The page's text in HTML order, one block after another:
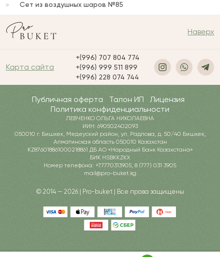
Сет из воздушных шаров №85
Наверх
Карта сайта
+(996) 707 804 774
+(996) 999 511 899
+(996) 228 074 744
Публичная оферта Талон ИП
Лицензия
Политика конфиденциальности
ЛЕВЧЕНКО ОЛЬГА НИКОЛАЕВНА
ИИН: 690502402093
050010 г. Бишкек, Медеуский район, ул. Радлова, д. 50/40 Бишкек,
Алматинская область 050010 Казахстан
KZ876018861000218861 ДБ АО «Народный Банк Казахстана»
БИК HSBKKZKX
Номер телефона: +77770313905, 8 (777) 031 3905
mail@pro-buket.kg
© 2014 — 2026 | Pro-buket | Все права защищены